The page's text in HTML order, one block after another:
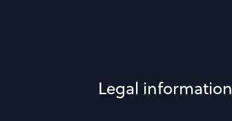
Legal information